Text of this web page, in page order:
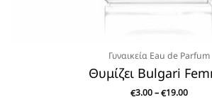
Γυναικεία Eau de Parfum
Θυμίζει Bulgari
€3.00 – €19.00Price